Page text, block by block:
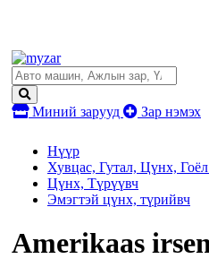
Миний зарууд Зар нэмэх
Нүүр
Хувцас, Гутал, Цүнх,
Цүнх, Түрүүвч
Эмэгтэй цүнх, түрийвч
Amerikaas